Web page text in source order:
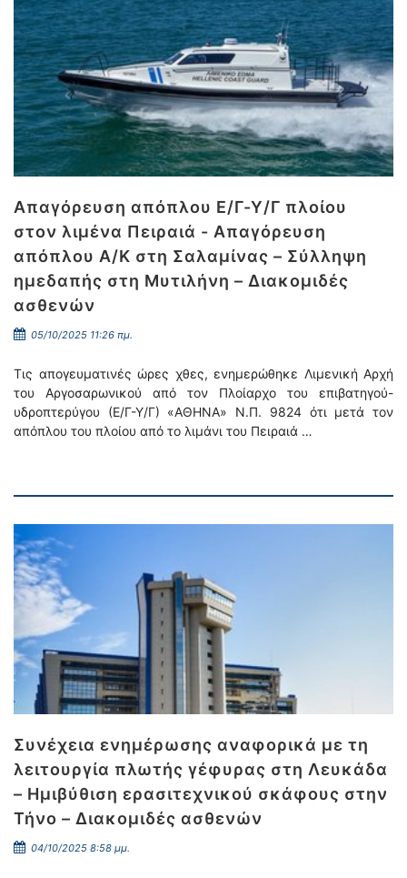
Απαγόρευση απόπλου Ε/Γ-Υ/Γ πλοίου
στον λιμένα Πειραιά - Απαγόρευση
απόπλου Α/Κ στη Σαλαμίνας – Σύλληψη
ημεδαπής στη Μυτιλήνη – Διακομιδές
ασθενών
05/10/2025 11:26 πμ.
Τις απογευματινές ώρες χθες, ενημερώθηκε Λιμενική Αρχή
του Αργοσαρωνικού από τον Πλοίαρχο του επιβατηγού-
υδροπτερύγου (Ε/Γ-Υ/Γ) «ΑΘΗΝΑ» Ν.Π. 9824 ότι μετά τον
απόπλου του πλοίου από το λιμάνι του Πειραιά …
Συνέχεια ενημέρωσης αναφορικά με τη
λειτουργία πλωτής γέφυρας στη Λευκάδα
– Ημιβύθιση ερασιτεχνικού σκάφους στην
Τήνο – Διακομιδές ασθενών
04/10/2025 8:58 μμ.